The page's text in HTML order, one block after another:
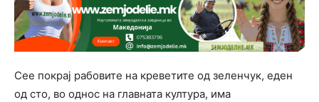
Сее покрај рабовите на креветите од зеленчук, еден
од сто, во однос на главната култура, има